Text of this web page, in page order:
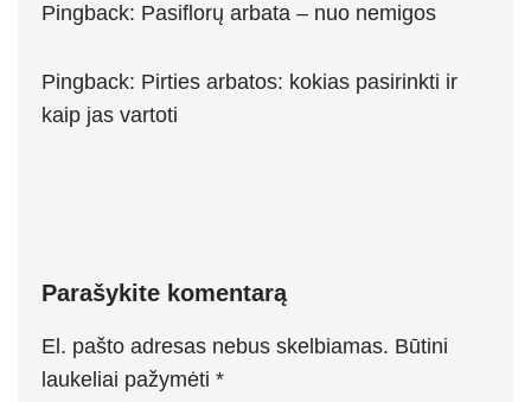
Pingback: Pasiflorų arbata – nuo nemigos
Pingback: Pirties arbatos: kokias pasirinkti ir
kaip jas vartoti
Parašykite komentarą
El. pašto adresas nebus skelbiamas. Būtini
laukeliai pažymėti *